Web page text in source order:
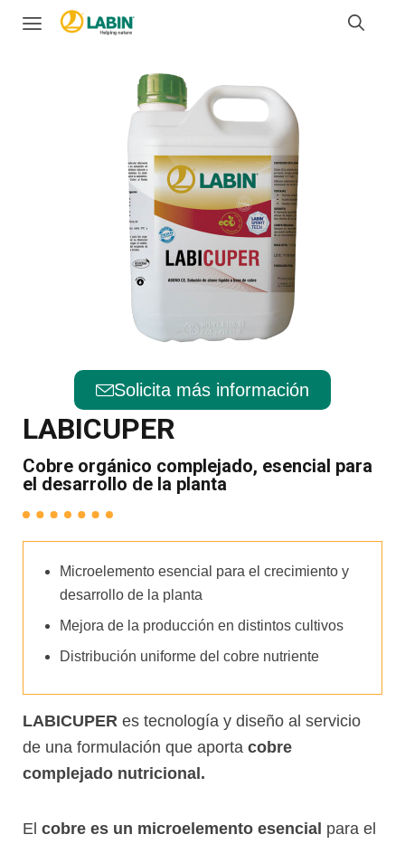
Solicita más información
LABICUPER
Cobre orgánico complejado, esencial para
el desarrollo de la planta
Microelemento esencial para el crecimiento y
desarrollo de la planta
Mejora de la producción en distintos cultivos
Distribución uniforme del cobre nutriente
LABICUPER es tecnología y diseño al servicio
de una formulación que aporta cobre
complejado nutricional.
El cobre es un microelemento esencial para el